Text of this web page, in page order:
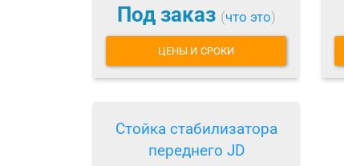
Под заказ (что это)
ЦЕНЫ И СРОКИ
Стойка стабилизатора
переднего JD